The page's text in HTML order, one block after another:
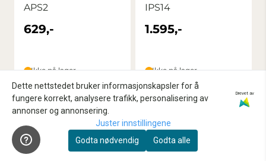
APS2
629,-
Ikke på lager
Kjøp
IPS14
1.595,-
Ikke på lager
Kjøp
Dette nettstedet bruker informasjonskapsler for å
fungere korrekt, analysere trafikk, personalisering av
annonser og annonsering.
Drevet av
Juster innstillingene
Godta nødvendig
Godta alle